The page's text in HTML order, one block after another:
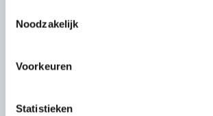
Noodzakelijk
Voorkeuren
Statistieken
Support pour ordinateur portable